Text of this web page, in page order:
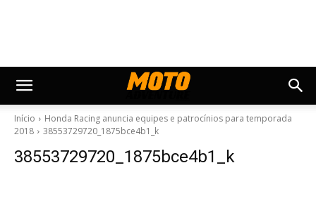
Início
Honda Racing anuncia equipes e patrocínios para temporada
2018
38553729720_1875bce4b1_k
38553729720_1875bce4b1_k